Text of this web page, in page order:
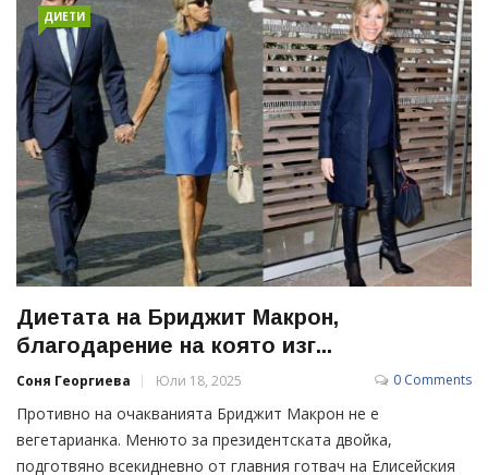
ДИЕТИ
Диетата на Бриджит Макрон,
благодарение на която изг...
Соня Георгиева Юли 18, 2025 0 Comments
Противно на очакванията Бриджит Макрон не е
вегетарианка. Менюто за президентската двойка,
подготвяно всекидневно от главния готвач на Елисейския